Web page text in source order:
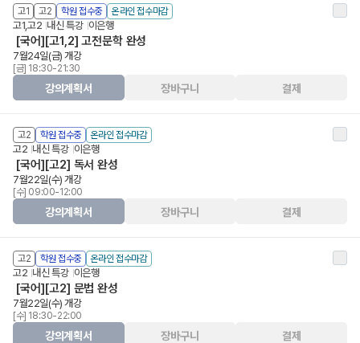
고1 고2 학원 접수중 온라인 접수마감
고1,고2 내신 특강 이은행
[국어][고1,2] 고전문학 완성
7월24일(금) 개강
[금] 18:30-21:30
강의계획서 장바구니 결제
고2 학원 접수중 온라인 접수마감
고2 내신 특강 이은행
[국어][고2] 독서 완성
7월22일(수) 개강
[수] 09:00-12:00
강의계획서 장바구니 결제
고2 학원 접수중 온라인 접수마감
고2 내신 특강 이은행
[국어][고2] 문법 완성
7월22일(수) 개강
[수] 18:30-22:00
강의계획서 장바구니 결제